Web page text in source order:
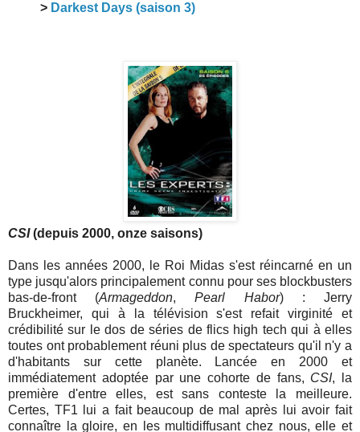
> Darkest Days (saison 3)
CSI(depuis 2000, onze saisons)
Dans les années 2000, le Roi Midas s'est réincarné en un
type jusqu'alors principalement connu pour ses blockbusters
bas-de-front (Armageddon, Pearl Habor) : Jerry
Bruckheimer, qui à la télévision s'est refait virginité et
crédibilité sur le dos de séries de flics high tech qui à elles
toutes ont probablement réuni plus de spectateurs qu'il n'y a
d'habitants sur cette planète. Lancée en 2000 et
immédiatement adoptée par une cohorte de fans, CSI, la
première d'entre elles, est sans conteste la meilleure.
Certes, TF1 lui a fait beaucoup de mal après lui avoir fait
connaître la gloire, en les multidiffusant chez nous, elle et